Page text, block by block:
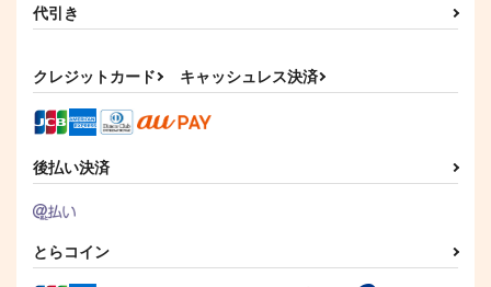
代引き
クレジットカード キャッシュレス決済
後払い決済
とらコイン